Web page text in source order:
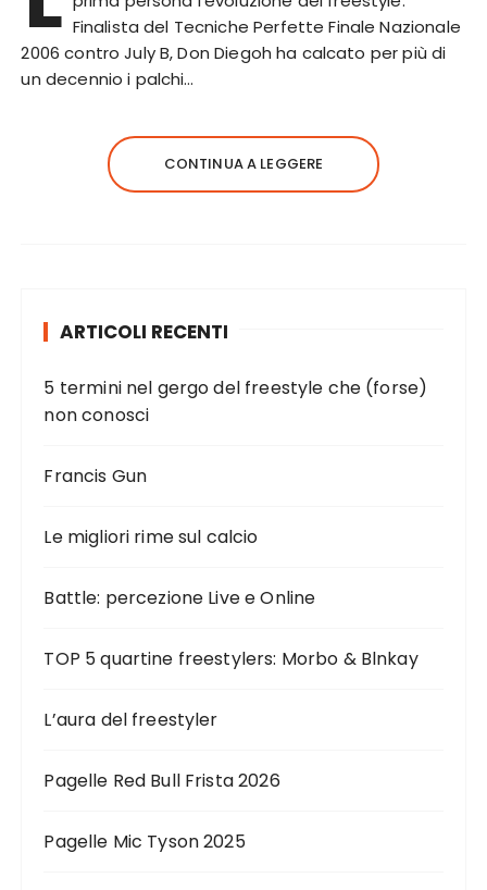
Finalista del Tecniche Perfette Finale Nazionale
2006 contro July B, Don Diegoh ha calcato per più di
un decennio i palchi…
CONTINUA A LEGGERE
ARTICOLI RECENTI
5 termini nel gergo del freestyle che (forse)
non conosci
Francis Gun
Le migliori rime sul calcio
Battle: percezione Live e Online
TOP 5 quartine freestylers: Morbo & Blnkay
L’aura del freestyler
Pagelle Red Bull Frista 2026
Pagelle Mic Tyson 2025